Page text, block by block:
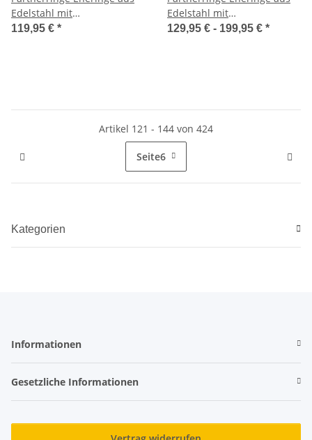
Edelstahl mit
Goldbeschichtung und
119,95 € *
Edelstahl mit
Goldbeschichtung und
129,95 € - 199,95 € *
Artikel 121 - 144 von 424
Seite6
Kategorien
Informationen
Gesetzliche Informationen